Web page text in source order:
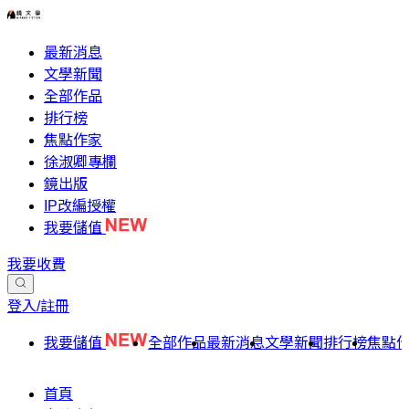
最新消息
文學新聞
全部作品
排行榜
焦點作家
徐淑卿專欄
鏡出版
IP改編授權
我要儲值
我要收費
登入/註冊
我要儲值 全部作品最新消息文學新聞排行榜焦點
首頁